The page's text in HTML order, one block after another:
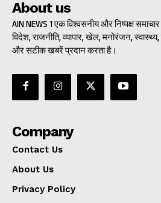
About us
AIN NEWS 1 एक विश्वसनीय और निष्पक्ष
विदेश, राजनीति, व्यापार, खेल, मनोरंजन,
और सटीक खबरें प्रदान करता है।
Company
Contact Us
About Us
Privacy Policy